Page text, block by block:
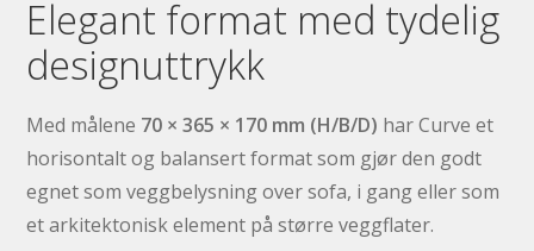
Elegant format med tydelig
designuttrykk
Med målene 70 × 365 × 170 mm (H/B/D) har Curve et
horisontalt og balansert format som gjør den godt
egnet som veggbelysning over sofa, i gang eller som
et arkitektonisk element på større veggflater.